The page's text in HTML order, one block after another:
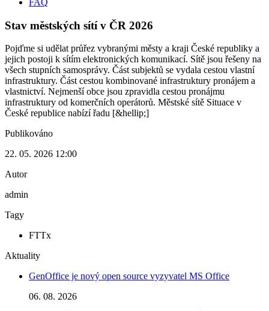
FAQ
Stav městských sítí v ČR 2026
Pojďme si udělat průřez vybranými městy a kraji České republiky a
jejich postoji k sítím elektronických komunikací. Sítě jsou řešeny na
všech stupních samosprávy. Část subjektů se vydala cestou vlastní
infrastruktury. Část cestou kombinované infrastruktury pronájem a
vlastnictví. Nejmenší obce jsou zpravidla cestou pronájmu
infrastruktury od komerčních operátorů. Městské sítě Situace v
České republice nabízí řadu [&hellip;]
Publikováno
22. 05. 2026 12:00
Autor
admin
Tagy
FTTx
Aktuality
GenOffice je nový open source vyzyvatel MS Office
06. 08. 2026